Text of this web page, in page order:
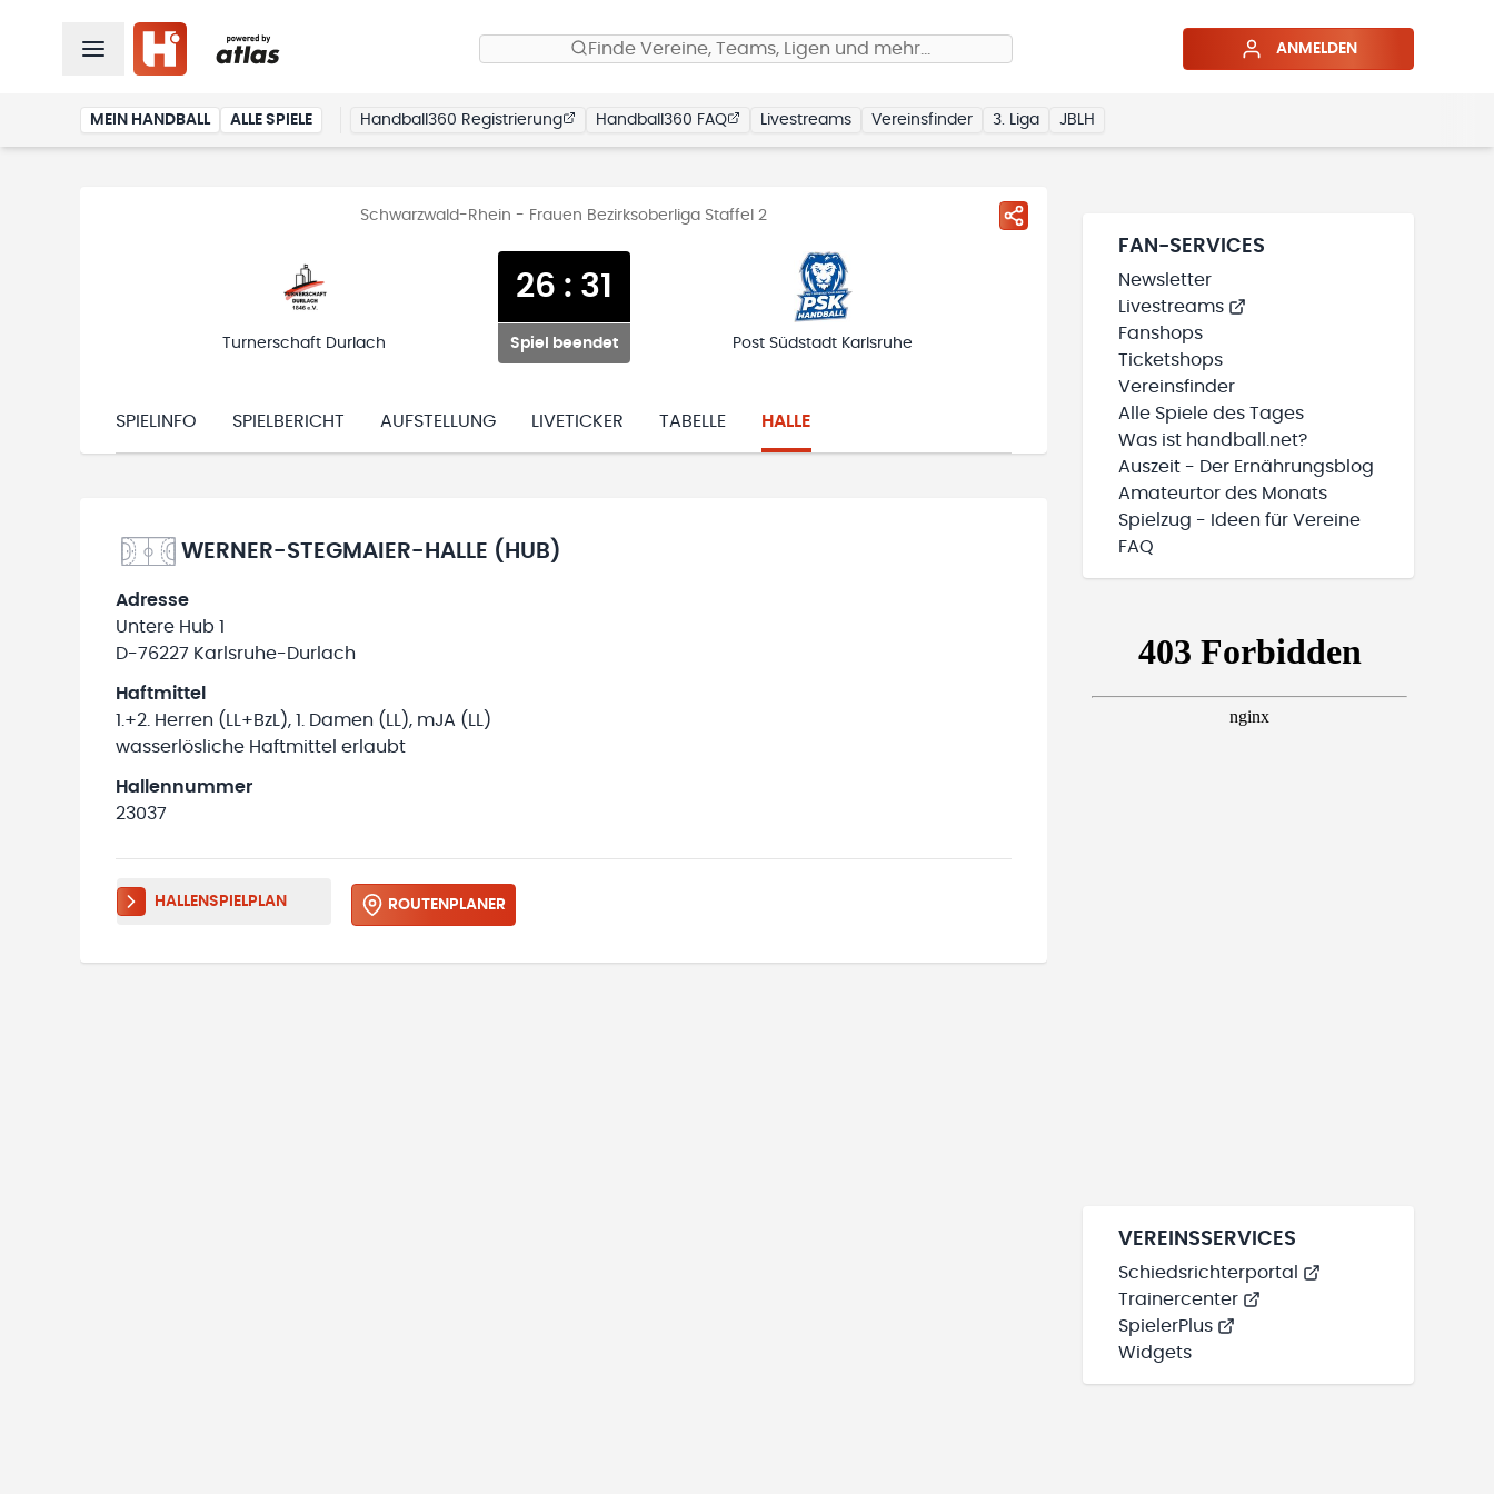
Finde Vereine, Teams, Ligen und mehr… ANMELDEN
MEIN HANDBALL ALLE SPIELE Handball360 Registrierung Handball360 FAQ Livestreams Vereinsfinder 3. Liga JBLH
Schwarzwald-Rhein - Frauen Bezirksoberliga Staffel 2
Turnerschaft Durlach
26 : 31
Spiel beendet Post Südstadt Karlsruhe
SPIELINFO SPIELBERICHT AUFSTELLUNG LIVETICKER TABELLE HALLE
WERNER-STEGMAIER-HALLE (HUB)
Adresse
Untere Hub 1
D-76227 Karlsruhe-Durlach
Haftmittel
1.+2. Herren (LL+BzL), 1. Damen (LL), mJA (LL)
wasserlösliche Haftmittel erlaubt
Hallennummer
23037
HALLENSPIELPLAN ROUTENPLANER
FAN-SERVICES
Newsletter
Livestreams
Fanshops
Ticketshops
Vereinsfinder
Alle Spiele des Tages
Was ist handball.net?
Auszeit - Der Ernährungsblog
Amateurtor des Monats
Spielzug - Ideen für Vereine
FAQ
VEREINSSERVICES
Schiedsrichterportal
Trainercenter
SpielerPlus
Widgets